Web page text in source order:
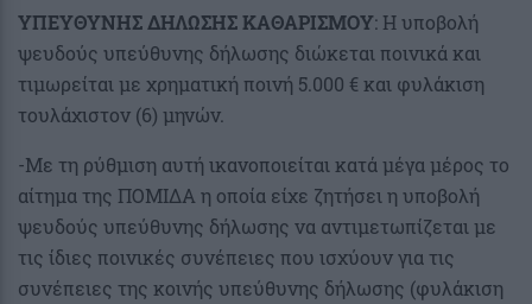
ΥΠΕΥΘΥΝΗΣ ΔΗΛΩΣΗΣ ΚΑΘΑΡΙΣΜΟΥ: Η υποβολή
ψευδούς υπεύθυνης δήλωσης διώκεται ποινικά και
τιμωρείται με χρηματική ποινή 5.000 € και φυλάκιση
τουλάχιστον (6) μηνών.
-Με τη ρύθμιση αυτή ικανοποιείται κατά μέγα μέρος το
αίτημα της ΠΟΜΙΔΑ η οποία είχε ζητήσει η υποβολή
ψευδούς υπεύθυνης δήλωσης να αντιμετωπίζεται με
τις ίδιες ποινικές συνέπειες που ισχύουν για τις
συνέπειες της κοινής υπεύθυνης δήλωσης (φυλάκιση